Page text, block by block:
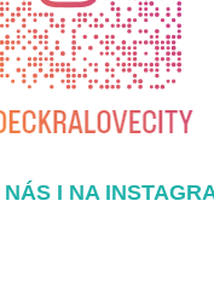
I NA